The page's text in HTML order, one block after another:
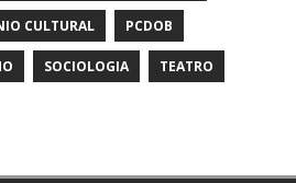
CULTURAL PCDOB
SOCIOLOGIA TEATRO